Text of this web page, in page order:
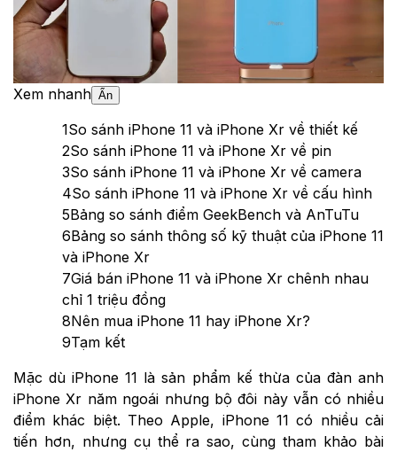
Xem nhanh Ẩn
1So sánh iPhone 11 và iPhone Xr về thiết kế
2So sánh iPhone 11 và iPhone Xr về pin
3So sánh iPhone 11 và iPhone Xr về camera
4So sánh iPhone 11 và iPhone Xr về cấu hình
5Bảng so sánh điểm GeekBench và AnTuTu
6Bảng so sánh thông số kỹ thuật của iPhone 11
và iPhone Xr
7Giá bán iPhone 11 và iPhone Xr chênh nhau
chỉ 1 triệu đồng
8Nên mua iPhone 11 hay iPhone Xr?
9Tạm kết
Mặc dù iPhone 11 là sản phẩm kế thừa của đàn anh
iPhone Xr năm ngoái nhưng bộ đôi này vẫn có nhiều
điểm khác biệt. Theo Apple, iPhone 11 có nhiều cải
tiến hơn, nhưng cụ thể ra sao, cùng tham khảo bài